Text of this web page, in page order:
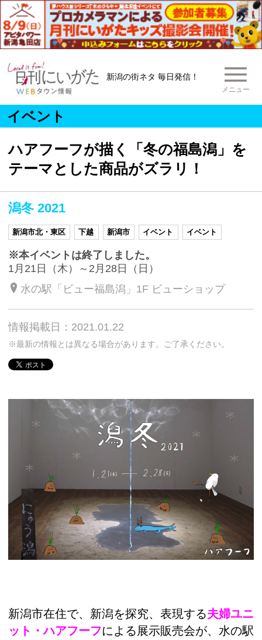
新潟の街ネタ 毎日発信！
メニュー
イベント
ハアフーフが描く「冬の福島潟」を
テーマとした商品がズラリ！
潟冬 2021
新潟市北・東区 下越 新潟市 イベント イベント
※本イベントは終了しました。
1月21日（木）～2月28日（日）
水の駅「ビュー福島潟」1F ビューショップ
情報掲載日：2021.01.22
※最新の情報とは異なる場合があります。ご了承ください。
新潟市在住で、新潟を探究、表現する夫婦ユニ
ット・ハアフーフによる展示販売会が、水の駅